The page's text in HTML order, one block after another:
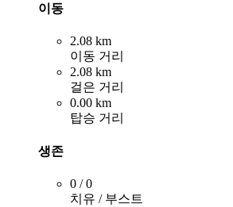
이동
2.08 km
이동 거리
2.08 km
걸은 거리
0.00 km
탑승 거리
생존
0 / 0
치유 / 부스트